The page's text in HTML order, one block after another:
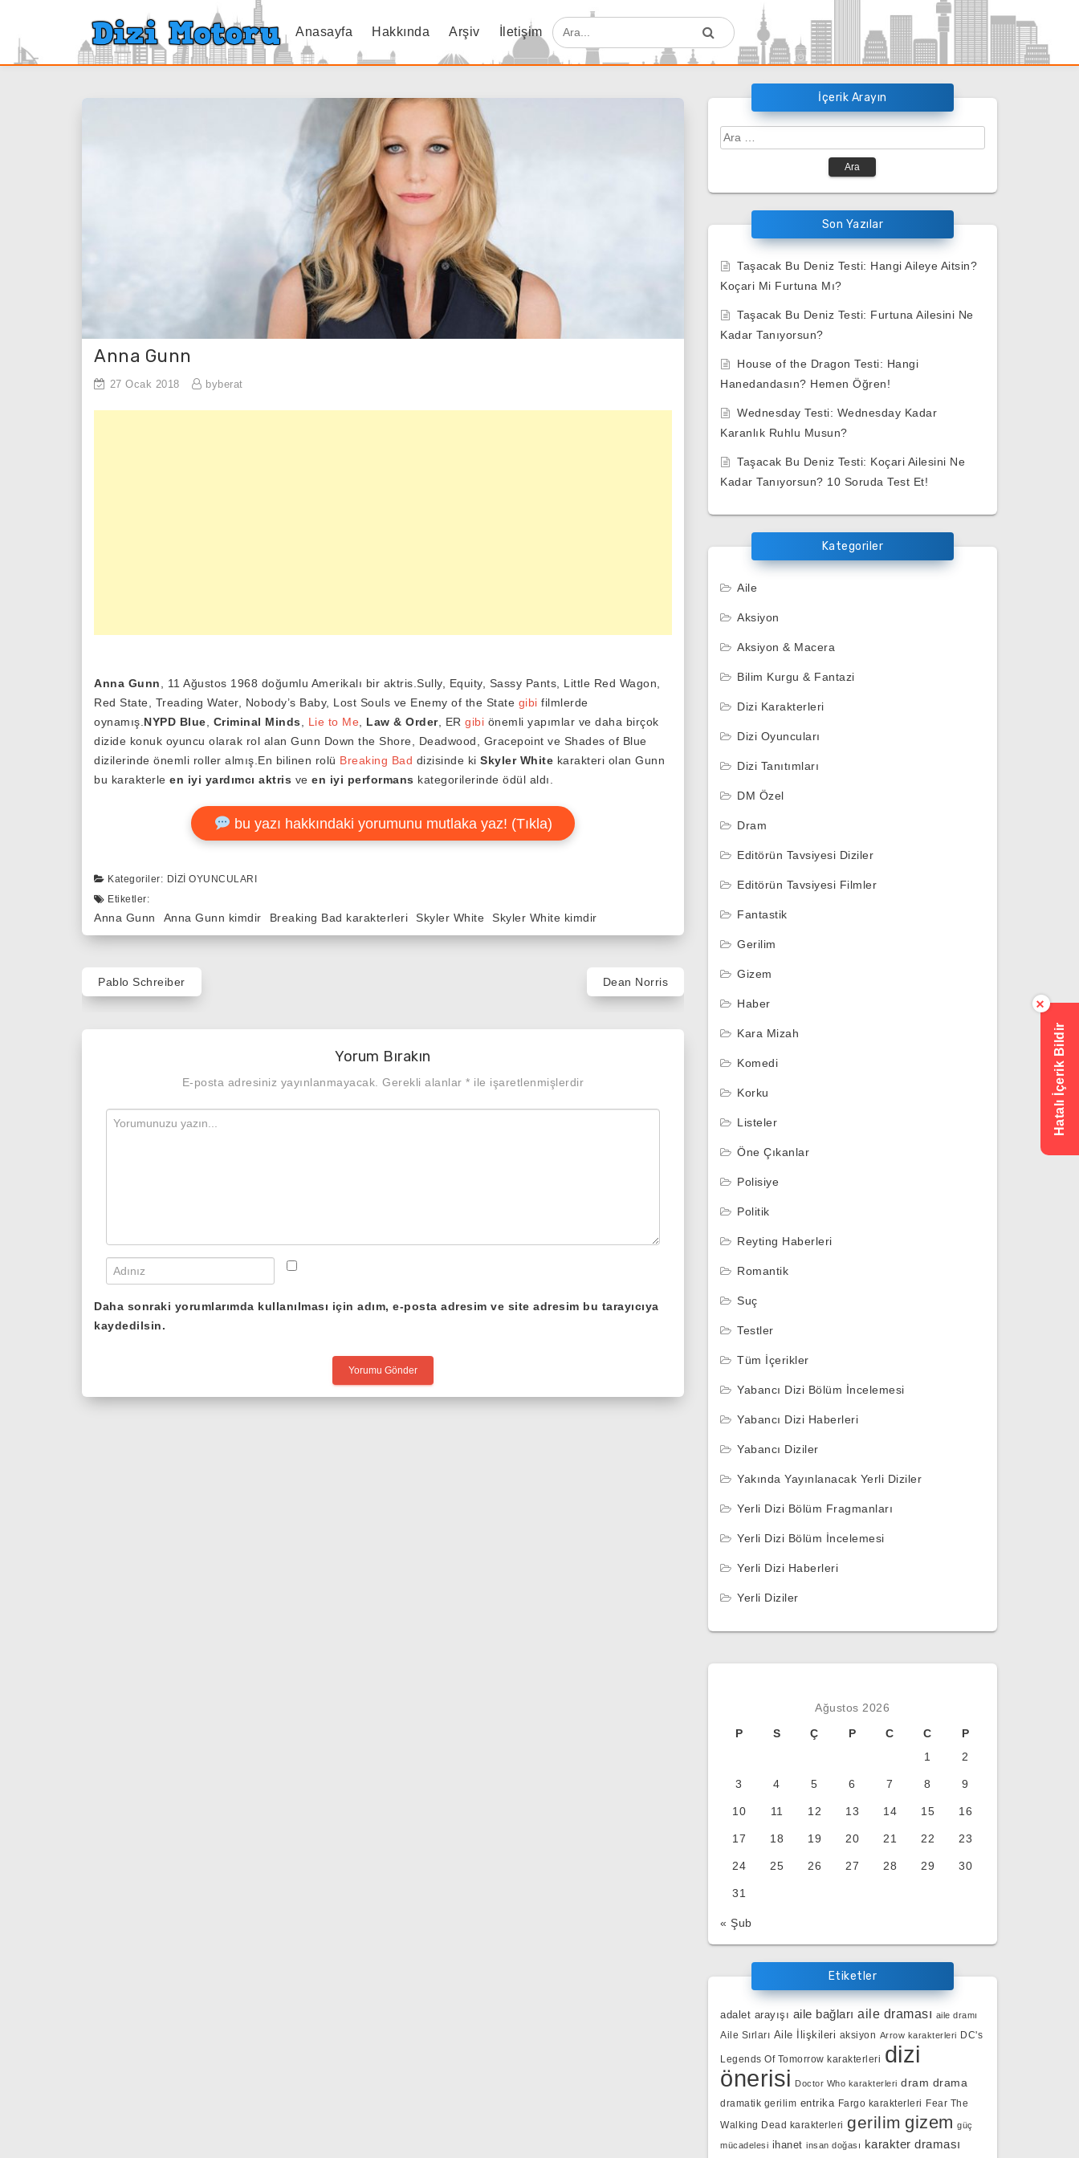
Anasayfa Hakkında Arşiv İletişim
Anna Gunn
27 Ocak 2018 byberat
Anna Gunn , 11 Ağustos 1968 doğumlu Amerikalı bir aktris.Sully, Equity, Sassy Pants, Little Red Wagon,
Red State, Treading Water, Nobody’s Baby, Lost Souls ve Enemy of the State gibi filmlerde
oynamış. NYPD Blue Criminal Minds Lie to Me Law & Order, ER gibi önemli yapımlar ve daha birçok
dizide konuk oyuncu olarak rol alan Gunn Down the Shore, Deadwood, Gracepoint ve Shades of Blue
dizilerinde önemli roller almış.En bilinen rolü Breaking Bad dizisinde ki Skyler White karakteri olan Gunn
bu karakterle en iyi yardımcı aktris ve en iyi performans kategorilerinde ödül aldı.
bu yazı hakkındaki yorumunu mutlaka yaz! (Tıkla)
Kategoriler: DIZI OYUNCULARI
Etiketler:
Anna Gunn Anna Gunn kimdir Breaking Bad karakterleri Skyler White Skyler White kimdir
Yazı
gezinmesi
Pablo Schreiber Dean Norris
Yorum Bırakın
E-posta adresiniz yayınlanmayacak. Gerekli alanlar* ile işaretlenmişlerdir
Daha sonraki yorumlarımda kullanılması için adım, e-posta adresim ve site adresim bu tarayıcıya
kaydedilsin.
İçerik Arayın
Arama:
Son Yazılar
Taşacak Bu Deniz Testi: Hangi Aileye Aitsin?
Koçari Mi Furtuna Mı?
Taşacak Bu Deniz Testi: Furtuna Ailesini Ne
Kadar Tanıyorsun?
House of the Dragon Testi: Hangi
Hanedandasın? Hemen Öğren!
Wednesday Testi: Wednesday Kadar
Karanlık Ruhlu Musun?
Taşacak Bu Deniz Testi: Koçari Ailesini Ne
Kadar Tanıyorsun? 10 Soruda Test Et!
Kategoriler
Aile
Aksiyon
Aksiyon & Macera
Bilim Kurgu & Fantazi
Dizi Karakterleri
Dizi Oyuncuları
Dizi Tanıtımları
DM Özel
Dram
Editörün Tavsiyesi Diziler
Editörün Tavsiyesi Filmler
Fantastik
Gerilim
Gizem
Haber
Kara Mizah
Komedi
Korku
Listeler
Öne Çıkanlar
Polisiye
Politik
Reyting Haberleri
Romantik
Suç
Testler
Tüm İçerikler
Yabancı Dizi Bölüm İncelemesi
Yabancı Dizi Haberleri
Yabancı Diziler
Yakında Yayınlanacak Yerli Diziler
Yerli Dizi Bölüm Fragmanları
Yerli Dizi Bölüm İncelemesi
Yerli Dizi Haberleri
Yerli Diziler
Ağustos 2026
P
S Ç P C C
P
1
2
3 4 5 6 7 8 9
10 11 12 13 14 15 16
17 18 19 20 21 22 23
24 25 26 27 28 29 30
31
« Şub
Etiketler
adalet arayışı aile bağları aile draması aile dramı
Aile Sırları Aile İlişkileri aksiyon Arrow karakterleri DC's
Legends Of Tomorrow karakterleri dizi
önerisi Doctor Who karakterleri dram drama
dramatik gerilim entrika Fargo karakterleri Fear The
Walking Dead karakterleri gerilim gizem güç
mücadelesi ihanet insan doğası karakter draması
Hatalı İçerik Bildir
×